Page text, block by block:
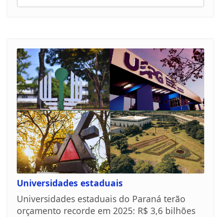
Universidades estaduais
Universidades estaduais do Paraná terão
orçamento recorde em 2025: R$ 3,6 bilhões